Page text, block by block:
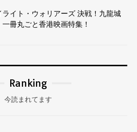
ライト・ウォリアーズ 決戦！九龍城
冊丸ごと香港映画特集！
Ranking
今読まれてます